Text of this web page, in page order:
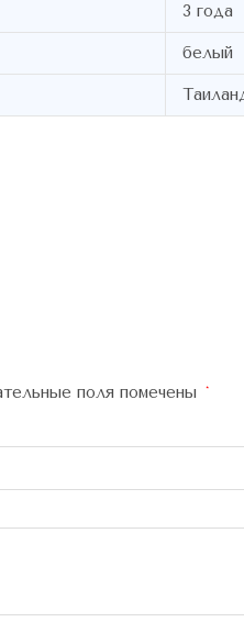
3 года
белый
поля помечены *